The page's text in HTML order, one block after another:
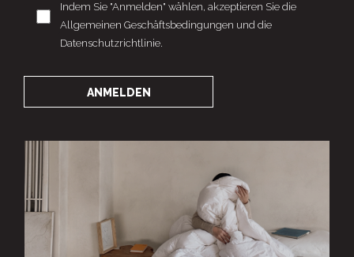
Indem Sie "Anmelden" wählen, akzeptieren Sie die
Allgemeinen Geschäftsbedingungen und die
Datenschutzrichtlinie.